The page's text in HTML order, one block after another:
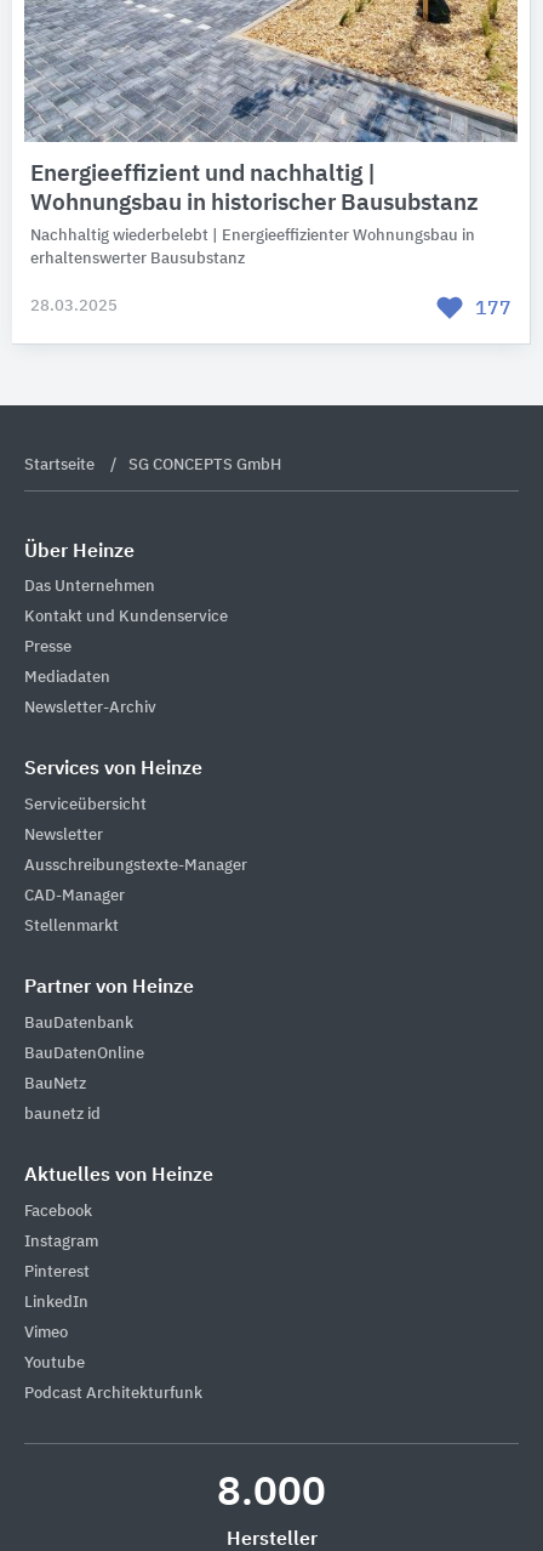
Energieeffizient und nachhaltig |
Wohnungsbau in historischer Bausubstanz
Nachhaltig wiederbelebt | Energieeffizienter Wohnungsbau in
erhaltenswerter Bausubstanz
28.03.2025 177
Startseite SG CONCEPTS GmbH
Über Heinze
Das Unternehmen
Kontakt und Kundenservice
Presse
Mediadaten
Newsletter-Archiv
Services von Heinze
Serviceübersicht
Newsletter
Ausschreibungstexte-Manager
CAD-Manager
Stellenmarkt
Partner von Heinze
BauDatenbank
BauDatenOnline
BauNetz
baunetz id
Aktuelles von Heinze
Facebook
Instagram
Pinterest
LinkedIn
Vimeo
Youtube
Podcast Architekturfunk
8.000
Hersteller